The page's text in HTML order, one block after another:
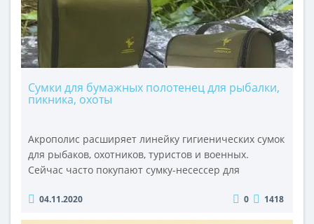
Сумки для бумажных полотенец для рыбалки,
пикника, охоты
Акрополис расширяет линейку гигиенических сумок
для рыбаков, охотников, туристов и военных.
Сейчас часто покупают сумку-несессер для
сумочку для туалетной бумаги СГ-1, которая
04.11.2020 0 1418